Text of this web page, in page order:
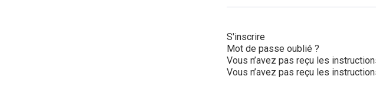
S'inscrire
Mot de passe oublié ?
Vous n’avez pas reçu les
Vous n’avez pas reçu les